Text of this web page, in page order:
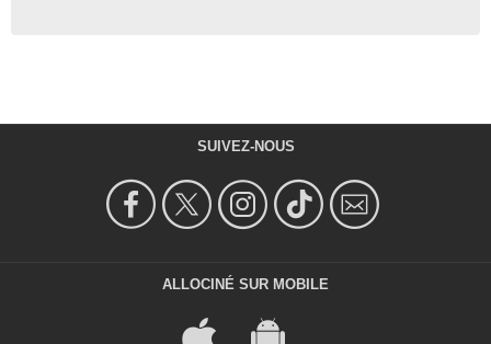
SUIVEZ-NOUS
ALLOCINÉ SUR MOBILE